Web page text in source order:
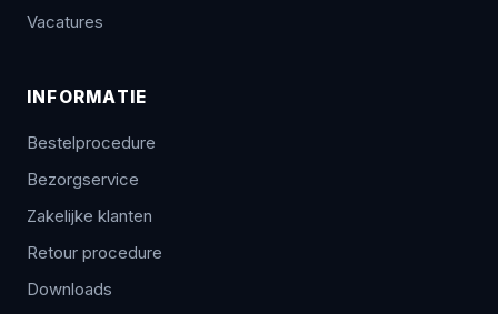
Vacatures
INFORMATIE
Bestelprocedure
Bezorgservice
Zakelijke klanten
Retour procedure
Downloads